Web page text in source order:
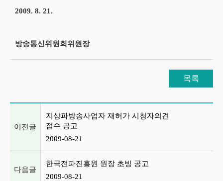
2009. 8. 21.
방송통신위원회위원장
목록
이전글
지상파방송사업자 재허가 시청자의견
접수 공고
2009-08-21
다음글
한국전파진흥원 원장 초빙 공고
2009-08-21